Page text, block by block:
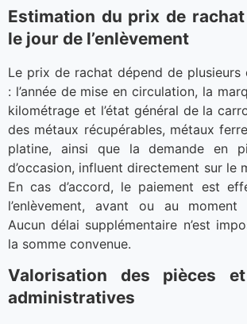
Estimation du prix de
le jour de l’enlèvement
Le prix de rachat dépend de
: l’année de mise en circulation, la
kilométrage et l’état général de la
des métaux récupérables, métaux
platine, ainsi que la demande en
d’occasion, influent directement sur le
En cas d’accord, le paiement est
l’enlèvement, avant ou au moment
Aucun délai supplémentaire n’est
la somme convenue.
Valorisation des pièces et
administratives